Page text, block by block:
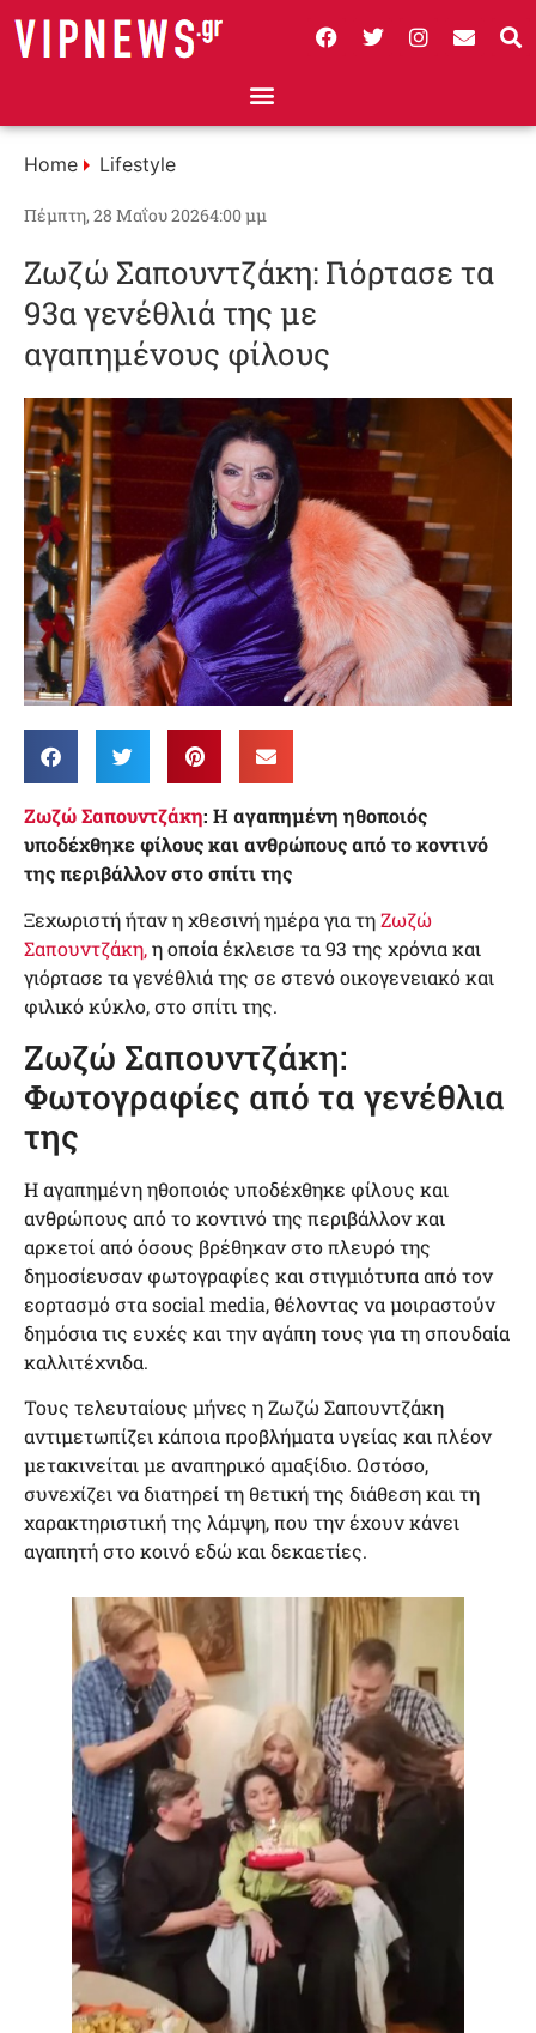
Home Lifestyle
Πέμπτη, 28 Μαΐου 20264:00 μμ
Ζωζώ Σαπουντζάκη: Γιόρτασε τα
93α γενέθλιά της με
αγαπημένους φίλους
Ζωζώ Σαπουντζάκη: Η αγαπημένη ηθοποιός
υποδέχθηκε φίλους και ανθρώπους από το κοντινό
της περιβάλλον στο σπίτι της
Ξεχωριστή ήταν η χθεσινή ημέρα για τηΖωζώ
Σαπουντζάκη,η οποία έκλεισε τα 93 της χρόνια και
γιόρτασε τα γενέθλιά της σε στενό οικογενειακό και
φιλικό κύκλο, στο σπίτι της.
Ζωζώ Σαπουντζάκη:
Φωτογραφίες από τα γενέθλια
της
Η αγαπημένη ηθοποιός υποδέχθηκε φίλους και
ανθρώπους από το κοντινό της περιβάλλον και
αρκετοί από όσους βρέθηκαν στο πλευρό της
δημοσίευσαν φωτογραφίες και στιγμιότυπα από τον
εορτασμό στα social media, θέλοντας να μοιραστούν
δημόσια τις ευχές και την αγάπη τους για τη σπουδαία
καλλιτέχνιδα.
Τους τελευταίους μήνες η Ζωζώ Σαπουντζάκη
αντιμετωπίζει κάποια προβλήματα υγείας και πλέον
μετακινείται με αναπηρικό αμαξίδιο. Ωστόσο,
συνεχίζει να διατηρεί τη θετική της διάθεση και τη
χαρακτηριστική της λάμψη, που την έχουν κάνει
αγαπητή στο κοινό εδώ και δεκαετίες.